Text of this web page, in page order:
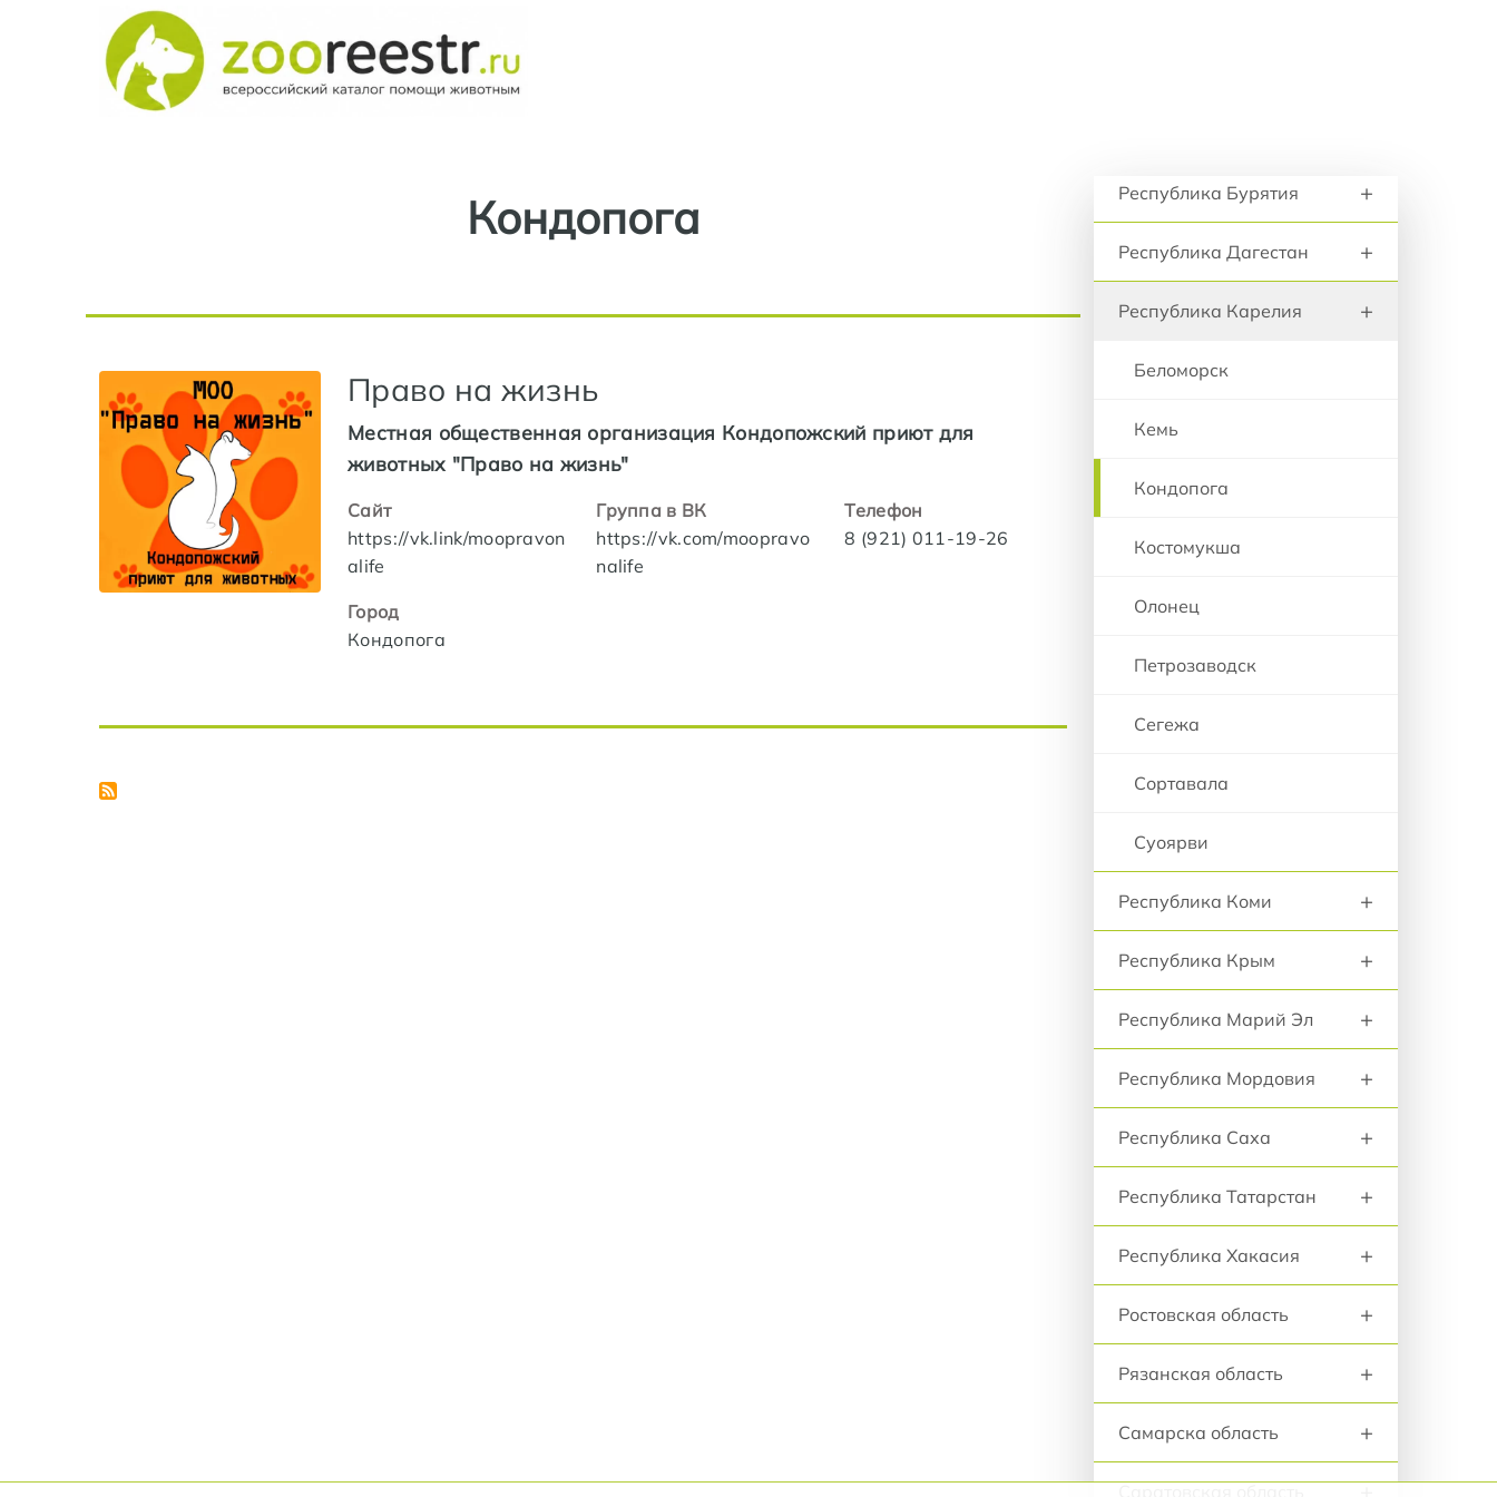
Кондопога
Право на жизнь
Местная общественная организация Кондопожский приют для
животных "Право на жизнь"
Сайт
https://vk.link/moopravon
alife
Группа в ВК
https://vk.com/moopravo
nalife
Телефон
8 (921) 011-19-26
Город
Кондопога
Регионы и города
Республика Бурятия +
Республика Дагестан +
Республика Карелия +
Беломорск
Кемь
Кондопога
Костомукша
Олонец
Петрозаводск
Сегежа
Сортавала
Суоярви
Республика Коми +
Республика Крым +
Республика Марий Эл +
Республика Мордовия +
Республика Саха +
Республика Татарстан +
Республика Хакасия +
Ростовская область +
Рязанская область +
Самарска область +
+